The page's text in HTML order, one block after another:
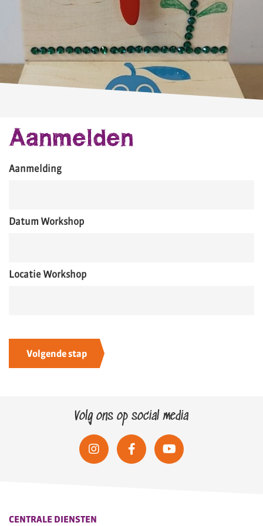
Aanmelden
Aanmelding
Datum Workshop
Locatie Workshop
Volg ons op social media
CENTRALE DIENSTEN